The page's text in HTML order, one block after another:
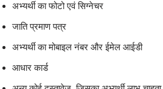
अभ्यर्थी का फोटो एवं सिग्नेचर
जाति प्रमाण पत्र
अभ्यर्थी का मोबाइल नंबर और ईमेल आईडी
आधार कार्ड